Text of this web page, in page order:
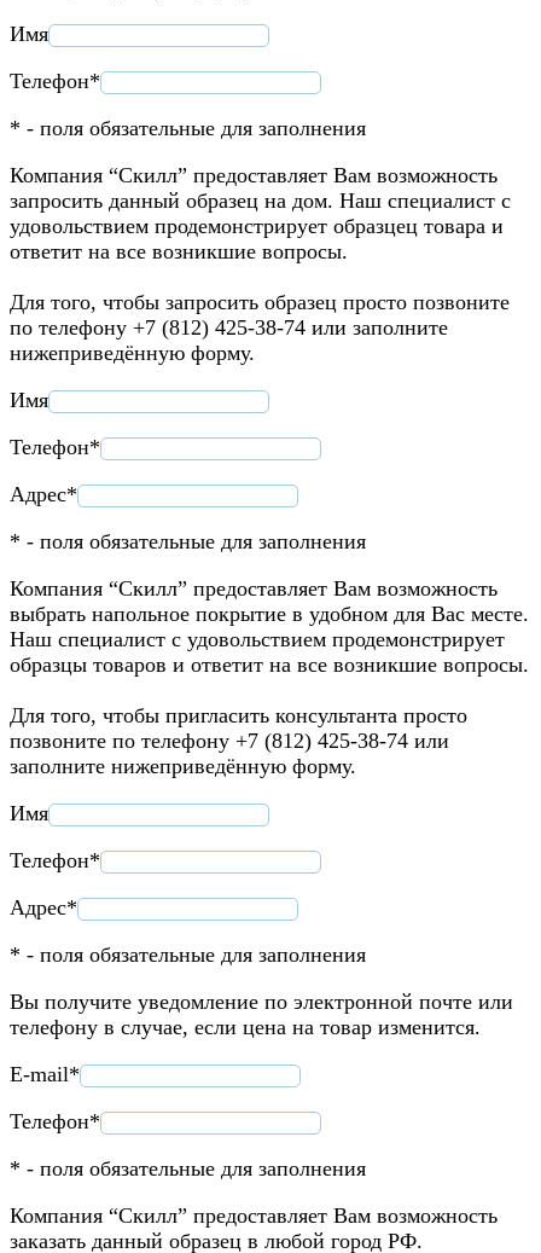
Имя
Телефон*
* - поля обязательные для заполнения
Компания “Скилл” предоставляет Вам возможность
запросить данный образец на дом. Наш специалист с
удовольствием продемонстрирует образцец товара и
ответит на все возникшие вопросы.
Для того, чтобы запросить образец просто позвоните
по телефону +7 (812) 425-38-74 или заполните
нижеприведённую форму.
Имя
Телефон*
Адрес*
* - поля обязательные для заполнения
Компания “Скилл” предоставляет Вам возможность
выбрать напольное покрытие в удобном для Вас месте.
Наш специалист с удовольствием продемонстрирует
образцы товаров и ответит на все возникшие вопросы.
Для того, чтобы пригласить консультанта просто
позвоните по телефону +7 (812) 425-38-74 или
заполните нижеприведённую форму.
Имя
Телефон*
Адрес*
* - поля обязательные для заполнения
Вы получите уведомление по электронной почте или
телефону в случае, если цена на товар изменится.
E-mail*
Телефон*
* - поля обязательные для заполнения
Компания “Скилл” предоставляет Вам возможность
заказать данный образец в любой город РФ.